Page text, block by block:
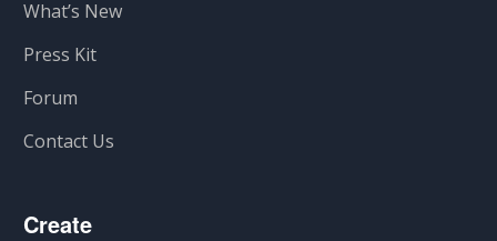
What’s New
Press Kit
Forum
Contact Us
Create